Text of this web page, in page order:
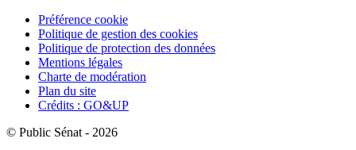
Préférence cookie
Politique de gestion des cookies
Politique de protection des données
Mentions légales
Charte de modération
Plan du site
Crédits : GO&UP
© Public Sénat - 2026